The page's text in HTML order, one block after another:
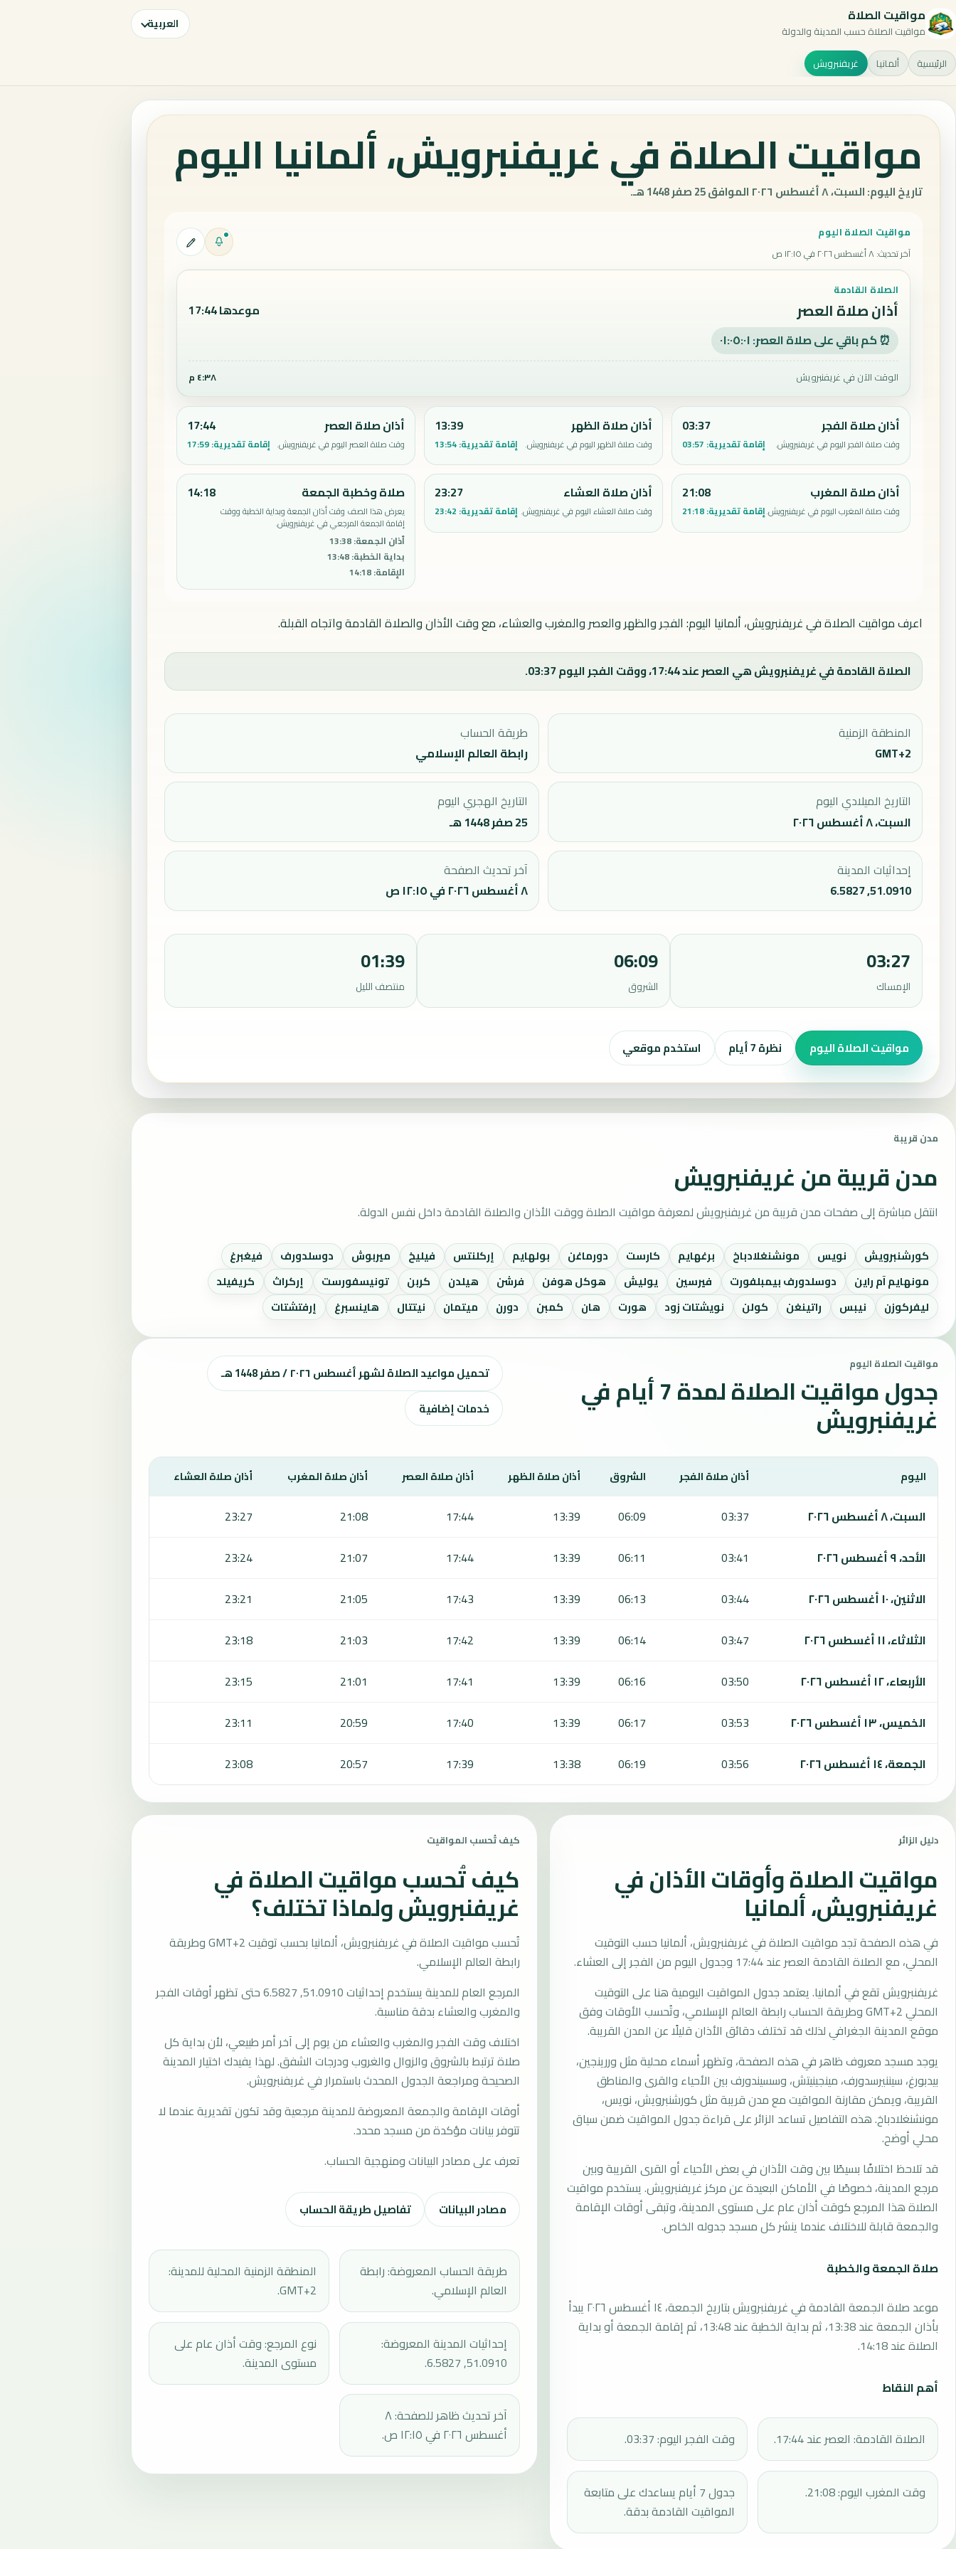
مواقيت الصلاة
مواقيت الصلاة حسب المدينة والدولة العربية
الرئيسية ألمانيا غريفنبرويش
مواقيت الصلاة في غريفنبرويش، ألمانيا اليوم
تاريخ اليوم: السبت، ٨ أغسطس ٢٠٢٦ الموافق 25 صفر 1448 هـ.
مواقيت الصلاة اليوم
آخر تحديث:٨ أغسطس ٢٠٢٦ في ١٢:١٥ ص
الصلاة القادمة
أذان صلاة العصر موعدها 17:44
⏰ كم باقي على صلاة العصر: ٠١:٠٥:٠٠
الوقت الآن في غريفنبرويش ٤:٣٩ م
أذان صلاة الفجر
وقت صلاة الفجر اليوم في غريفنبرويش.
03:37
إقامة تقديرية: 03:57
أذان صلاة الظهر
وقت صلاة الظهر اليوم في غريفنبرويش.
13:39
إقامة تقديرية:13:54
أذان صلاة العصر
وقت صلاة العصر اليوم في غريفنبرويش.
17:44
إقامة تقديرية:17:59
أذان صلاة المغرب
وقت صلاة المغرب اليوم في غريفنبرويش.
21:08
إقامة تقديرية:21:18
أذان صلاة العشاء
وقت صلاة العشاء اليوم في غريفنبرويش.
23:27
إقامة تقديرية: 23:42
صلاة وخطبة الجمعة
يعرض هذا الصف وقت أذان الجمعة وبداية الخطبة ووقت
إقامة الجمعة المرجعي في غريفنبرويش.
أذان الجمعة:
13:38
بداية الخطبة:
13:48
الإقامة:
14:18
14:18
اعرف مواقيت الصلاة في غريفنبرويش، ألمانيا اليوم: الفجر والظهر والعصر والمغرب والعشاء، مع وقت الأذان والصلاة القادمة واتجاه القبلة.
الصلاة القادمة في غريفنبرويش هي العصر عند 17:44، ووقت الفجر اليوم 03:37.
المنطقة الزمنية
GMT+2
طريقة الحساب
رابطة العالم الإسلامي
التاريخ الميلادي اليوم
السبت، ٨ أغسطس ٢٠٢٦
التاريخ الهجري اليوم
25 صفر 1448 هـ
إحداثيات المدينة
51.0910, 6.5827
آخر تحديث الصفحة
٨ أغسطس ٢٠٢٦ في ١٢:١٥ ص
03:27
الإمساك
06:09
الشروق
01:39
منتصف الليل
مواقيت الصلاة اليوم نظرة 7 أيام استخدم موقعي
مدن قريبة
مدن قريبة من غريفنبرويش
انتقل مباشرة إلى صفحات مدن قريبة من غريفنبرويش لمعرفة مواقيت الصلاة ووقت الأذان والصلاة القادمة داخل نفس الدولة.
كورشنبرويش نويس مونشنغلادباخ برغهايم كارست دورماغن بولهايم إركلنتس فيليخ ميربوش دوسلدورف
فيغبرغ
مونهايم آم راين
دوسلدورف بيمبلفورت فيرسين يوليش هوكل هوفن فرشن هيلدن كربن تونيسفورست إركراث
كريفيلد
ليفركوزن
نيبس راتينغن كولن نويشتات زود هورت هان كمبن دورن ميتمان نيتتال هاينسبرغ إرفتشتات
مواقيت الصلاة اليوم
جدول مواقيت الصلاة لمدة 7 أيام في
غريفنبرويش
تحميل مواعيد الصلاة لشهر أغسطس ٢٠٢٦ / صفر 1448 هـ
خدمات إضافية
يعرض هذا الجدول مواقيت الصلاة لمدة 7 أيام في غريفنبرويش، بما يشمل الفجر والشروق والظهر والعصر والمغرب والعشاء.
اليوم أذان صلاة الفجر الشروق أذان صلاة الظهر أذان صلاة العصر أذان صلاة المغرب أذان صلاة العشاء
السبت، ٨ أغسطس ٢٠٢٦ 03:37
06:09
13:39
17:44
21:08
23:27
الأحد، ٩ أغسطس ٢٠٢٦
03:41
06:11
13:39
17:44
21:07
23:24
الاثنين، ١٠ أغسطس ٢٠٢٦
03:44
06:13
13:39
17:43
21:05
23:21
الثلاثاء، ١١ أغسطس ٢٠٢٦
03:47
06:14
13:39
17:42
21:03
23:18
الأربعاء، ١٢ أغسطس ٢٠٢٦
03:50
06:16
13:39
17:41
21:01
23:15
الخميس، ١٣ أغسطس ٢٠٢٦
03:53
06:17
13:39
17:40
20:59
23:11
الجمعة، ١٤ أغسطس ٢٠٢٦
03:56
06:19
13:38
17:39
20:57
23:08
دليل الزائر
مواقيت الصلاة وأوقات الأذان في
غريفنبرويش، ألمانيا
في هذه الصفحة تجد مواقيت الصلاة في غريفنبرويش، ألمانيا حسب التوقيت
المحلي، مع الصلاة القادمة العصر عند 17:44 وجدول اليوم من الفجر إلى العشاء.
غريفنبرويش تقع في ألمانيا. يعتمد جدول المواقيت اليومية هنا على التوقيت
المحلي GMT+2 وطريقة الحساب رابطة العالم الإسلامي، وتُحسب الأوقات وفق
موقع المدينة الجغرافي لذلك قد تختلف دقائق الأذان قليلًا عن المدن القريبة.
يوجد مسجد معروف ظاهر في هذه الصفحة، وتظهر أسماء محلية مثل وررينجين،
بيدبورغ، سيننيرسدورف، مينجينيتش، وسسيندورف بين الأحياء والقرى والمناطق
القريبة، ويمكن مقارنة المواقيت مع مدن قريبة مثل كورشنبرويش، نويس،
مونشنغلادباخ. هذه التفاصيل تساعد الزائر على قراءة جدول المواقيت ضمن سياق
محلي أوضح.
قد تلاحظ اختلافًا بسيطًا بين وقت الأذان في بعض الأحياء أو القرى القريبة وبين
مرجع المدينة، خصوصًا في الأماكن البعيدة عن مركز غريفنبرويش. يستخدم مواقيت
الصلاة هذا المرجع كوقت أذان عام على مستوى المدينة، وتبقى أوقات الإقامة
والجمعة قابلة للاختلاف عندما ينشر كل مسجد جدوله الخاص.
صلاة الجمعة والخطبة
موعد صلاة الجمعة القادمة في غريفنبرويش بتاريخ الجمعة، ١٤ أغسطس ٢٠٢٦ يبدأ
بأذان الجمعة عند 13:38، ثم بداية الخطبة عند 13:48، ثم إقامة الجمعة أو بداية
الصلاة عند 14:18.
أهم النقاط
الصلاة القادمة: العصر عند 17:44. وقت الفجر اليوم: 03:37.
وقت المغرب اليوم: 21:08.
جدول 7 أيام يساعدك على متابعة
المواقيت القادمة بدقة.
كيف تُحسب المواقيت
كيف تُحسب مواقيت الصلاة في
غريفنبرويش ولماذا تختلف؟
تُحسب مواقيت الصلاة في غريفنبرويش، ألمانيا بحسب توقيت GMT+2 وطريقة
رابطة العالم الإسلامي.
المرجع العام للمدينة يستخدم إحداثيات 51.0910, 6.5827 حتى تظهر أوقات الفجر
والمغرب والعشاء بدقة مناسبة.
اختلاف وقت الفجر والمغرب والعشاء من يوم إلى آخر أمر طبيعي، لأن بداية كل
صلاة ترتبط بالشروق والزوال والغروب ودرجات الشفق. لهذا يفيدك اختيار المدينة
الصحيحة ومراجعة الجدول المحدث باستمرار في غريفنبرويش.
أوقات الإقامة والجمعة المعروضة للمدينة مرجعية وقد تكون تقديرية عندما لا
تتوفر بيانات مؤكدة من مسجد محدد.
تعرف على مصادر البيانات ومنهجية الحساب.
مصادر البيانات تفاصيل طريقة الحساب
طريقة الحساب المعروضة: رابطة
العالم الإسلامي.
المنطقة الزمنية المحلية للمدينة:
GMT+2.
إحداثيات المدينة المعروضة:
51.0910, 6.5827.
نوع المرجع: وقت أذان عام على
مستوى المدينة.
آخر تحديث ظاهر للصفحة: ٨
أغسطس ٢٠٢٦ في ١٢:١٥ ص.